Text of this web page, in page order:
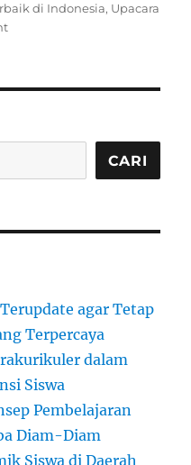
di Indonesia, Upacara
on
Kebudayaan
Kerajinan
CARI
agar Tetap
Terpercaya
dalam
Siswa
Pembelajaran
Diam-Diam
Siswa di Daerah